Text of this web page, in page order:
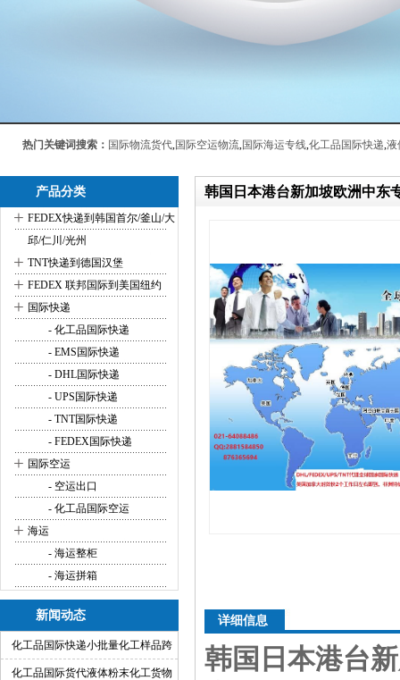
热门关键词搜索： 国际物流货代,国际空运物流,国际海运专线,化工品国际快递,液
产品分类
+ FEDEX快递到韩国首尔/釜山/大
邱/仁川/光州
+ TNT快递到德国汉堡
+ FEDEX 联邦国际到美国纽约
+ 国际快递
- 化工品国际快递
- EMS国际快递
- DHL国际快递
- UPS国际快递
- TNT国际快递
- FEDEX国际快递
+ 国际空运
- 空运出口
- 化工品国际空运
+ 海运
- 海运整柜
- 海运拼箱
新闻动态
化工品国际快递小批量化工样品跨
境运输渠道
化工品国际货代液体粉末化工货物
韩国日本港台新加坡欧洲中东
详细信息
韩国日本港台